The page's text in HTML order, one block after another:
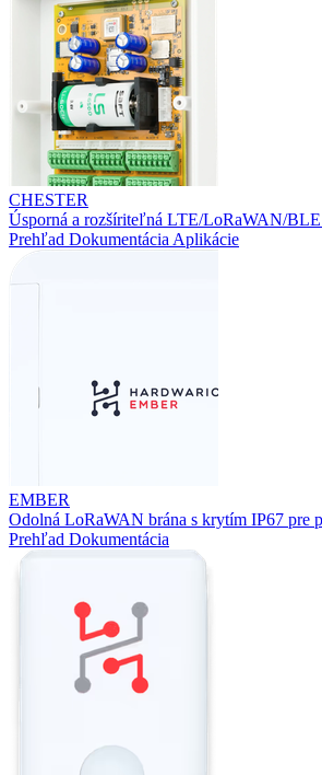
CHESTER
Úsporná a rozšíriteľná LTE/LoRaWAN/
Prehľad Dokumentácia Aplikácie
EMBER
Odolná LoRaWAN brána s krytím IP67 pre
Prehľad Dokumentácia